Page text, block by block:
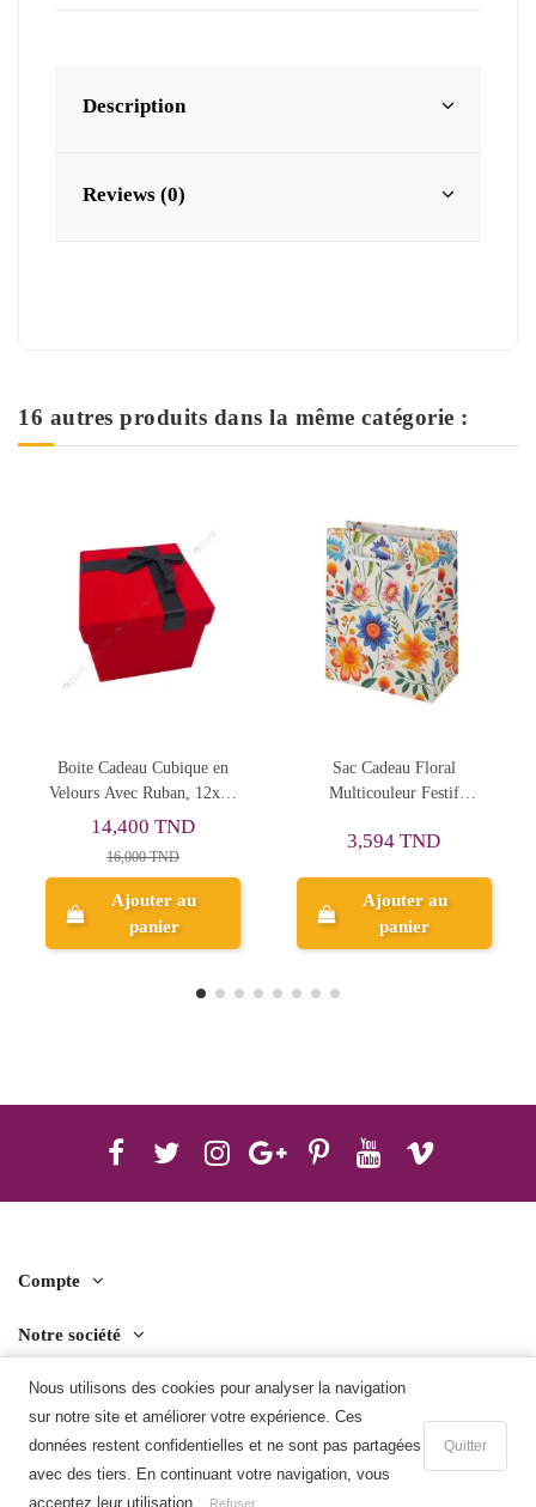
Nous utilisons des cookies pour analyser la navigation
sur notre site et améliorer votre expérience. Ces
données restent confidentielles et ne sont pas partagées
avec des tiers. En continuant votre navigation, vous
acceptez leur utilisation.
Refuser
Quitter
Ajouter au panier
Description
Reviews (0)
16 autres produits dans la même catégorie :
12x12
Sac Cadeau Floral
Multicouleur Festif
18x23x10 cm
3,594 TND
Ajouter au
Coffret Parfum
Femme,Chase Your
30,178 TND
Compte
Notre société
Contact us
Télécharger l'application mobile